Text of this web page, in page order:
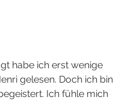
habe ich erst wenige
gelesen. Doch ich bin
Ich fühle mich